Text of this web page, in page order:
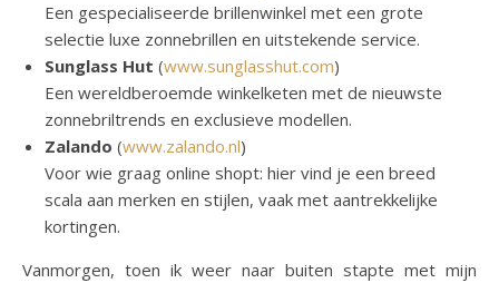
Een gespecialiseerde brillenwinkel met een grote
selectie luxe zonnebrillen en uitstekende service.
Sunglass Hut (www.sunglasshut.com)
Een wereldberoemde winkelketen met de nieuwste
zonnebriltrends en exclusieve modellen.
Zalando (www.zalando.nl)
Voor wie graag online shopt: hier vind je een breed
scala aan merken en stijlen, vaak met aantrekkelijke
kortingen.
Vanmorgen, toen ik weer naar buiten stapte met mijn